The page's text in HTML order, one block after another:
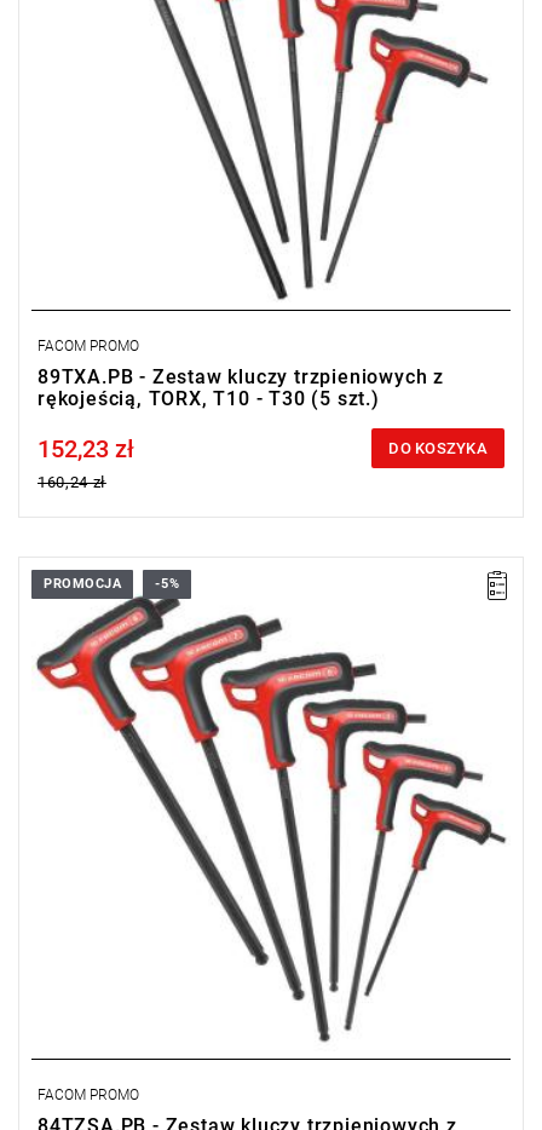
FACOM PROMO
89TXA.PB - Zestaw kluczy trzpieniowych z
rękojeścią, TORX, T10 - T30 (5 szt.)
Price tax included
152,23 zł
160,24 zł
DO KOSZYKA
• Zakres zestawu: 3 - 8 mm
• Ilość elementów: 6
• Zawartość zestawu: 84TZSA.3 - 4 - 5 - 6 - 7 - 8 mm
• Waga: 0,48 kg
PROMOCJA -5%
FACOM PROMO